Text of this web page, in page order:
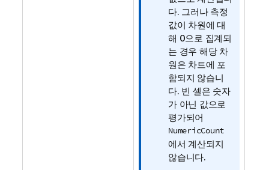
모
다. 그러나 측정
값이 차원에 대
해 0으로 집계되
는 경우 해당 차
원은 차트에 포
함되지 않습니
다. 빈 셀은 숫자
가 아닌 값으로
평가되어
NumericCount
에서 계산되지
않습니다.